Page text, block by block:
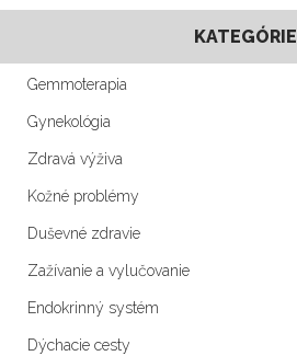
KATEGÓRIE
Gemmoterapia
Gynekológia
Zdravá výživa
Kožné problémy
Duševné zdravie
Zažívanie a vylučovanie
Endokrinný systém
Dýchacie cesty